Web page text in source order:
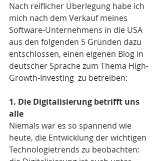
Nach reiflicher Überlegung habe ich
mich nach dem Verkauf meines
Software-Unternehmens in die USA
aus den folgenden 5 Gründen dazu
entschlossen, einen eigenen Blog in
deutscher Sprache zum Thema High-
Growth-Investing  zu betreiben:
1. Die Digitalisierung betrifft uns
alle
Niemals war es so spannend wie
heute, die Entwicklung der wichtigen
Technologietrends zu beobachten: